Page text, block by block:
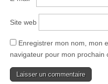
Site web
Enregistrer mon nom, mon
navigateur pour mon prochain